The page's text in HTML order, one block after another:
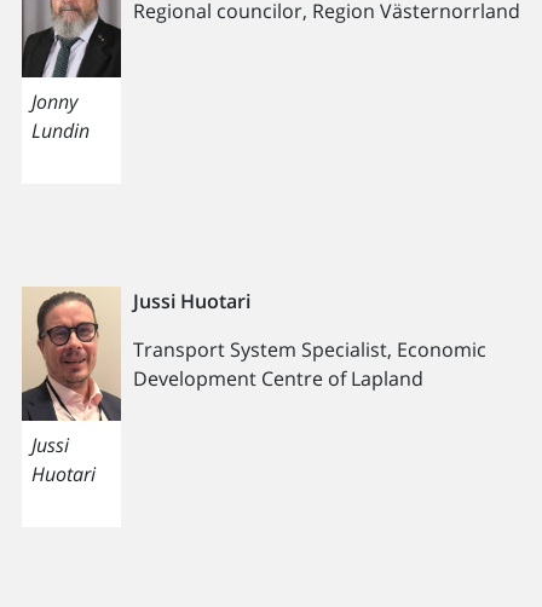
Jonny
Lundin
Regional councilor, Region Västernorrland
Jussi
Huotari
Jussi Huotari
Transport System Specialist, Economic
Development Centre of Lapland